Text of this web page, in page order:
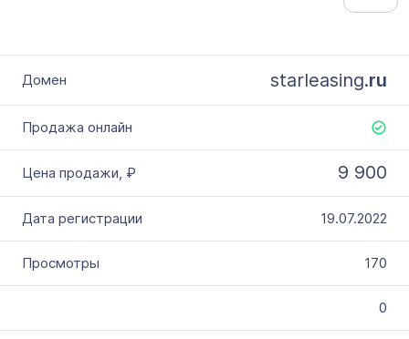
starleasing.ru
9 900
19.07.2022
170
0